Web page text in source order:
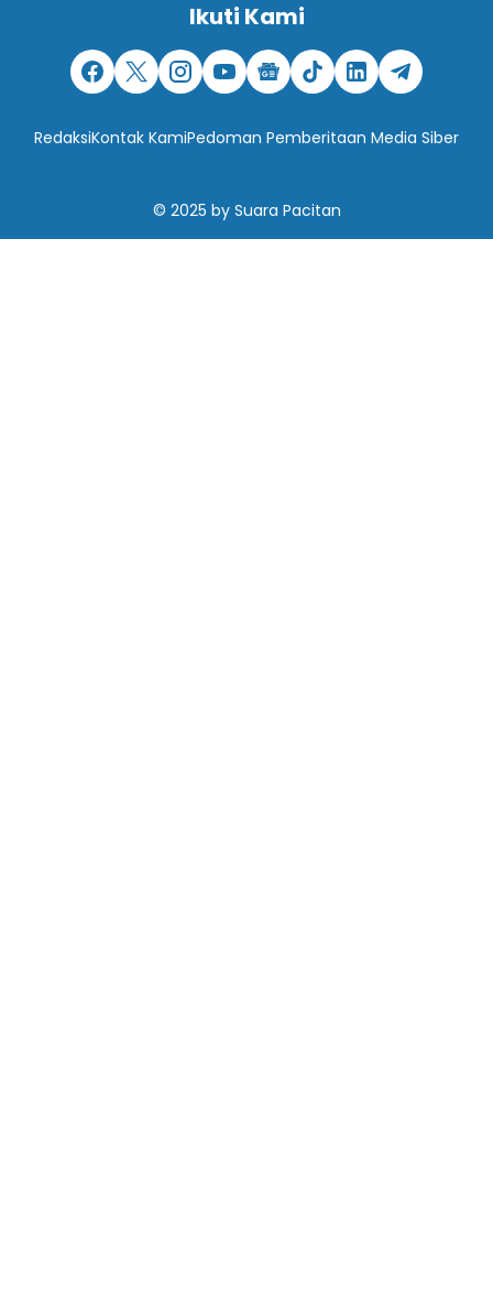
Ikuti Kami
RedaksiKontak KamiPedoman Pemberitaan Media Siber
© 2025 by Suara Pacitan